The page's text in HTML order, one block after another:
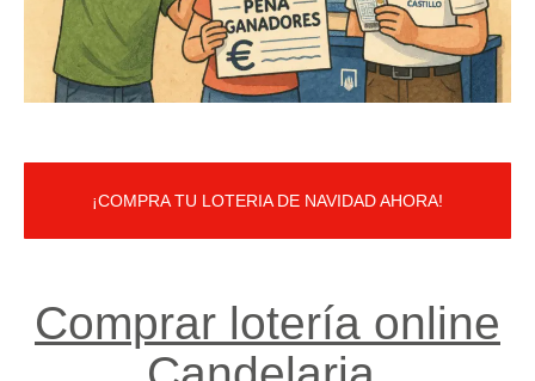
¡COMPRA TU LOTERIA DE NAVIDAD AHORA!
Comprar lotería online